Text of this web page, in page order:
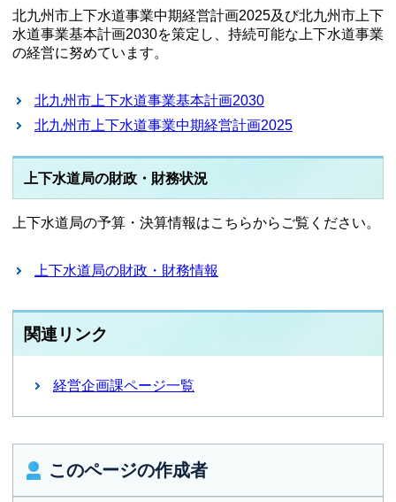
北九州市上下水道事業中期経営計画2025及び北九州市上下
水道事業基本計画2030を策定し、持続可能な上下水道事業
の経営に努めています。
北九州市上下水道事業基本計画2030
北九州市上下水道事業中期経営計画2025
上下水道局の財政・財務状況
上下水道局の予算・決算情報はこちらからご覧ください。
上下水道局の財政・財務情報
関連リンク
経営企画課ページ一覧
このページの作成者